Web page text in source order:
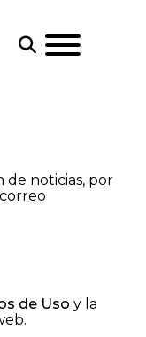
de noticias, por
de Uso y la